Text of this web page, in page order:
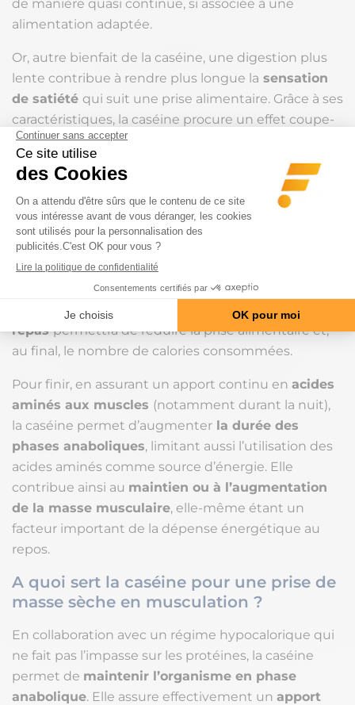
de manière quasi continue, si associée à une
alimentation adaptée.
Or, autre bienfait de la caséine, une digestion plus
lente contribue à rendre plus longue la sensation
de satiété qui suit une prise alimentaire. Grâce à ses
caractéristiques, la caséine procure un effet coupe-
faim qui, disons-le, est un
en période de perte de poids
Si la caséine n’a pas vocation à remplacer un repas,
elle peut faireoffice de collationqui, lors d’une
perte de poids, vous rendra plus patient en
attendant le prochain repas
grignotages).
Aussi, prendre de la caséine
1 à 2 heures avant un
repaspermettra de réduire la prise alimentaire et,
au final, le nombre de calories consommées.
Pour finir, en assurant un apport continu en acides
aminés aux muscles (notamment durant la nuit),
la caséine permet d’augmenter la durée des
phases anaboliques, limitant aussi l’utilisation des
acides aminés comme source d’énergie. Elle
contribue ainsi au maintien ou à l’augmentation
de la masse musculaire, elle-même étant un
facteur important de la dépense énergétique au
repos.
A quoi sert la caséine pour une prise de
masse sèche en musculation ?
En collaboration avec un régime hypocalorique qui
ne fait pas l’impasse sur les protéines, la caséine
permet de maintenir l’organisme en phase
anabolique. Elle assure effectivement un apport